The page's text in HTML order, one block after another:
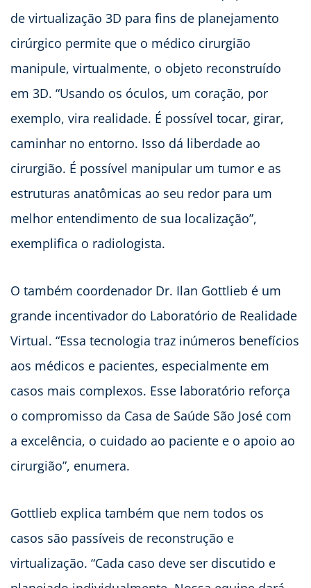
de virtualização 3D para fins de planejamento
cirúrgico permite que o médico cirurgião
manipule, virtualmente, o objeto reconstruído
em 3D. “Usando os óculos, um coração, por
exemplo, vira realidade. É possível tocar, girar,
caminhar no entorno. Isso dá liberdade ao
cirurgião. É possível manipular um tumor e as
estruturas anatômicas ao seu redor para um
melhor entendimento de sua localização”,
exemplifica o radiologista.
O também coordenador Dr. Ilan Gottlieb é um
grande incentivador do Laboratório de Realidade
Virtual. “Essa tecnologia traz inúmeros benefícios
aos médicos e pacientes, especialmente em
casos mais complexos. Esse laboratório reforça
o compromisso da Casa de Saúde São José com
a excelência, o cuidado ao paciente e o apoio ao
cirurgião”, enumera.
Gottlieb explica também que nem todos os
casos são passíveis de reconstrução e
virtualização. “Cada caso deve ser discutido e